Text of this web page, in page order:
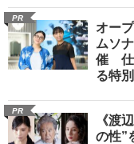
PR
オー
ムソ
催 仕
る特
PR
《渡
の性”